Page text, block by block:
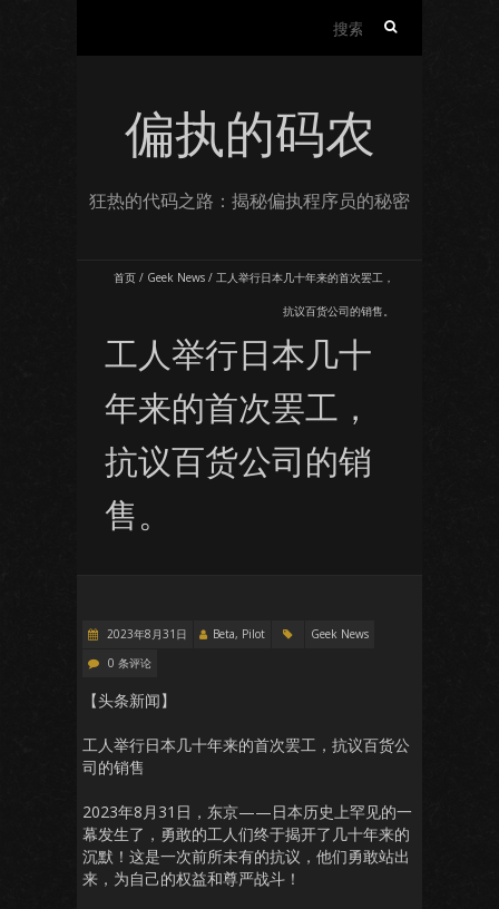
偏执的码农
狂热的代码之路：揭秘偏执程序员的秘密
首页 / Geek News / 工人举行日本几十年来的首次罢工，
抗议百货公司的销售。
工人举行日本几十
年来的首次罢工，
抗议百货公司的销
售。
2023年8月31日 Beta, Pilot
Geek News
0 条评论
【头条新闻】
工人举行日本几十年来的首次罢工，抗议百货公
司的销售
2023年8月31日，东京——日本历史上罕见的一
幕发生了，勇敢的工人们终于揭开了几十年来的
沉默！这是一次前所未有的抗议，他们勇敢站出
来，为自己的权益和尊严战斗！